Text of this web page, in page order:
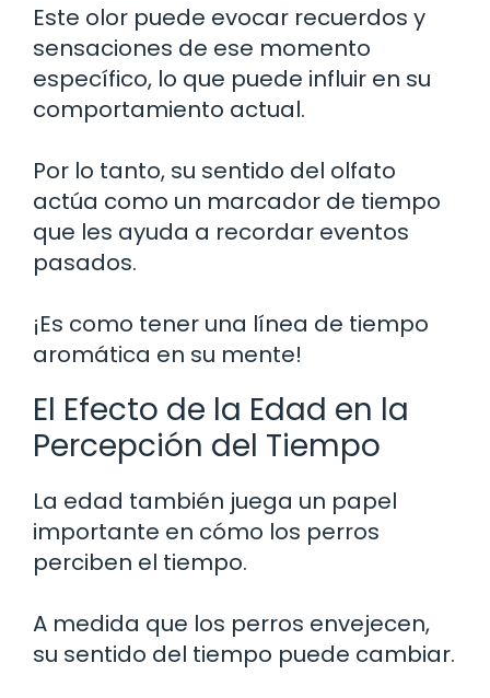
Este olor puede evocar recuerdos y
sensaciones de ese momento
específico, lo que puede influir en su
comportamiento actual.
Por lo tanto, su sentido del olfato
actúa como un marcador de tiempo
que les ayuda a recordar eventos
pasados.
¡Es como tener una línea de tiempo
aromática en su mente!
El Efecto de la Edad en la
Percepción del Tiempo
La edad también juega un papel
importante en cómo los perros
perciben el tiempo.
A medida que los perros envejecen,
su sentido del tiempo puede cambiar.